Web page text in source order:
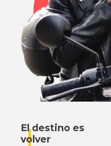
El destino es
volver